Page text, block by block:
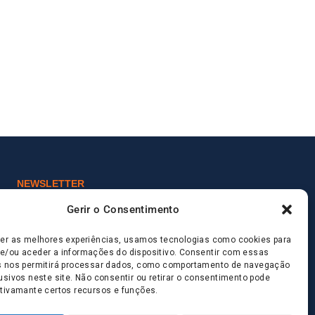
Gerir o Consentimento
as melhores experiências, usamos tecnologias como cookies para
ou aceder a informações do dispositivo. Consentir com essas
nos permitirá processar dados, como comportamento de navegação
neste site. Não consentir ou retirar o consentimento pode
certos recursos e funções.
NEWSLETTER
Deixa que a nossas novidades voem